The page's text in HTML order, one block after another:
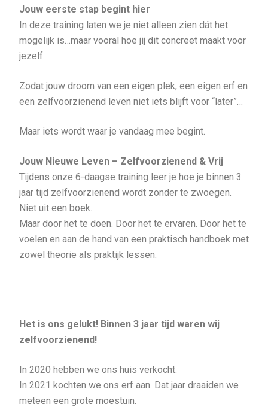
Jouw eerste stap begint hier
In deze training laten we je niet alleen zien dát het
mogelijk is…maar vooral hoe jij dit concreet maakt voor
jezelf.
Zodat jouw droom van een eigen plek, een eigen erf en
een zelfvoorzienend leven niet iets blijft voor “later”…
Maar iets wordt waar je vandaag mee begint.
Jouw Nieuwe Leven – Zelfvoorzienend & Vrij
Tijdens onze 6-daagse training leer je hoe je binnen 3
jaar tijd zelfvoorzienend wordt zonder te zwoegen.
Niet uit een boek.
Maar door het te doen. Door het te ervaren. Door het te
voelen en aan de hand van een praktisch handboek met
zowel theorie als praktijk lessen.
Het is ons gelukt! Binnen 3 jaar tijd waren wij
zelfvoorzienend!
In 2020 hebben we ons huis verkocht.
In 2021 kochten we ons erf aan. Dat jaar draaiden we
meteen een grote moestuin.